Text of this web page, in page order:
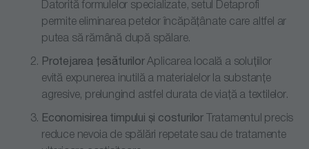
Datorită formulelor specializate, setul Detaprofi
permite eliminarea petelor încăpățânate care altfel ar
putea să rămână după spălare.
Protejarea țesăturilorAplicarea locală a soluțiilor
evită expunerea inutilă a materialelor la substanțe
agresive, prelungind astfel durata de viață a textilelor.
Economisirea timpului și costurilor Tratamentul precis
reduce nevoia de spălări repetate sau de tratamente